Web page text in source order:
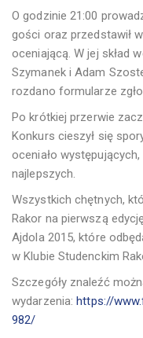
O godzinie 21:00
gości oraz przedstawił
oceniającą. W jej skład
Szymanek i Adam
rozdano formularze
Po krótkiej przerwie
Konkurs cieszył się
oceniało
najlepszych.
Wszystkich chętnych,
Rakor na pierwszą
Ajdola 2015, które
w Klubie Studenckim
Szczegóły znaleźć
wydarzenia: https://
982/